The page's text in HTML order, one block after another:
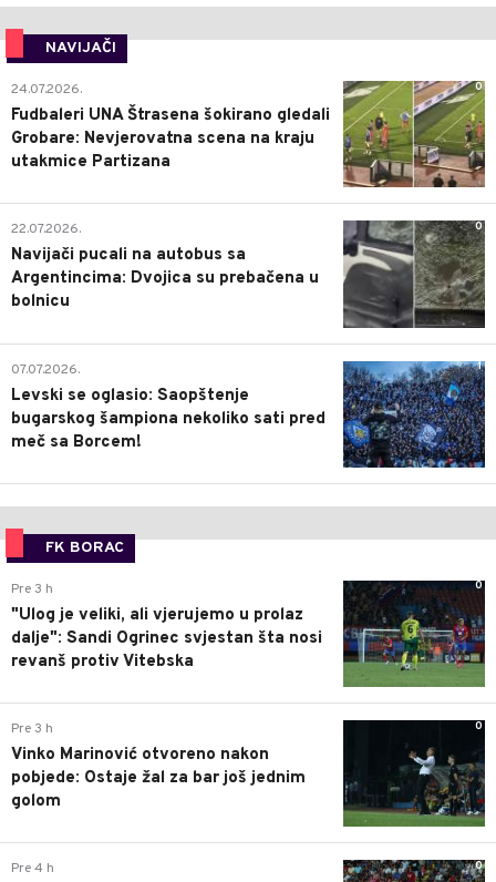
NAVIJAČI
0
24.07.2026.
Fudbaleri UNA Štrasena šokirano gledali
Grobare: Nevjerovatna scena na kraju
utakmice Partizana
0
22.07.2026.
Navijači pucali na autobus sa
Argentincima: Dvojica su prebačena u
bolnicu
1
07.07.2026.
Levski se oglasio: Saopštenje
bugarskog šampiona nekoliko sati pred
meč sa Borcem!
FK BORAC
0
Pre 3 h
"Ulog je veliki, ali vjerujemo u prolaz
dalje": Sandi Ogrinec svjestan šta nosi
revanš protiv Vitebska
0
Pre 3 h
Vinko Marinović otvoreno nakon
pobjede: Ostaje žal za bar još jednim
golom
0
Pre 4 h